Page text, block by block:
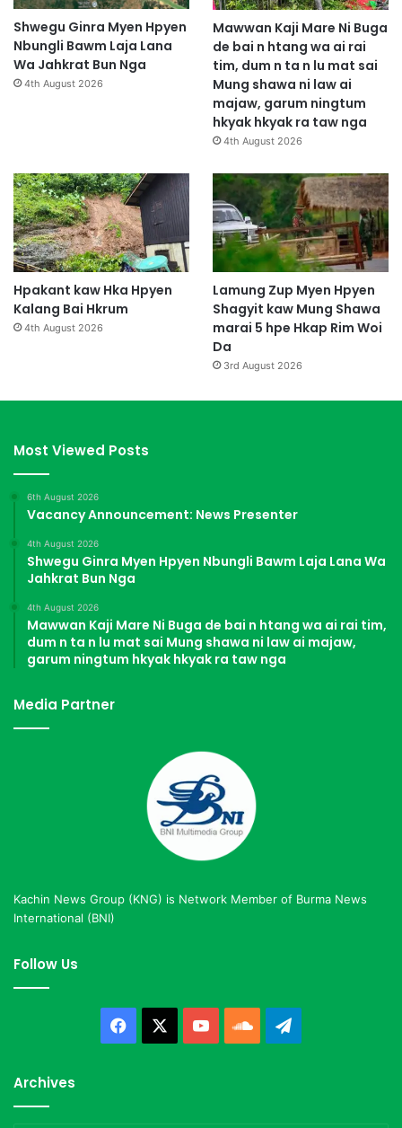
Shwegu Ginra Myen Hpyen
Nbungli Bawm Laja Lana
Wa Jahkrat Bun Nga
4th August 2026
Mawwan Kaji Mare Ni Buga
de bai n htang wa ai rai
tim, dum n ta n lu mat sai
Mung shawa ni law ai
majaw, garum ningtum
hkyak hkyak ra taw nga
4th August 2026
Hpakant kaw Hka Hpyen
Kalang Bai Hkrum
4th August 2026
Lamung Zup Myen Hpyen
Shagyit kaw Mung Shawa
marai 5 hpe Hkap Rim Woi
Da
3rd August 2026
Most Viewed Posts
6th August 2026
Vacancy Announcement: News Presenter
4th August 2026
Shwegu Ginra Myen Hpyen Nbungli Bawm Laja Lana Wa
Jahkrat Bun Nga
4th August 2026
Mawwan Kaji Mare Ni Buga de bai n htang wa ai rai tim,
dum n ta n lu mat sai Mung shawa ni law ai majaw,
garum ningtum hkyak hkyak ra taw nga
Media Partner
Kachin News Group (KNG) is Network Member of Burma News
International (BNI)
Follow Us
Facebook YouTubeSoundCloud
Archives